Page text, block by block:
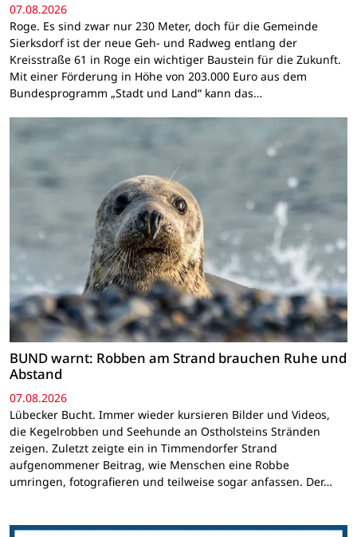
07.08.2026
Roge. Es sind zwar nur 230 Meter, doch für die Gemeinde
Sierksdorf ist der neue Geh- und Radweg entlang der
Kreisstraße 61 in Roge ein wichtiger Baustein für die Zukunft.
Mit einer Förderung in Höhe von 203.000 Euro aus dem
Bundesprogramm „Stadt und Land“ kann das…
BUND warnt: Robben am Strand brauchen Ruhe und
Abstand
07.08.2026
Lübecker Bucht. Immer wieder kursieren Bilder und Videos,
die Kegelrobben und Seehunde an Ostholsteins Stränden
zeigen. Zuletzt zeigte ein in Timmendorfer Strand
aufgenommener Beitrag, wie Menschen eine Robbe
umringen, fotografieren und teilweise sogar anfassen. Der…